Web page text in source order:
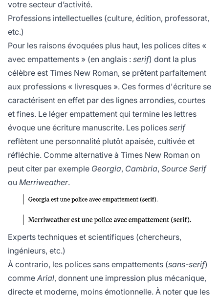
votre secteur d’activité.
Professions intellectuelles (culture, édition, professorat,
etc.)
Pour les raisons évoquées plus haut, les polices dites «
avec empattements » (en anglais : serif) dont la plus
célèbre est Times New Roman, se prêtent parfaitement
aux professions « livresques ». Ces formes d'écriture se
caractérisent en effet par des lignes arrondies, courtes
et fines. Le léger empattement qui termine les lettres
évoque une écriture manuscrite. Les polices serif
reflètent une personnalité plutôt apaisée, cultivée et
réfléchie. Comme alternative à Times New Roman on
peut citer par exemple Georgia, Cambria, Source Serif
ou Merriweather.
Experts techniques et scientifiques (chercheurs,
ingénieurs, etc.)
À contrario, les polices sans empattements (sans-serif)
comme Arial, donnent une impression plus mécanique,
directe et moderne, moins émotionnelle. À noter que les